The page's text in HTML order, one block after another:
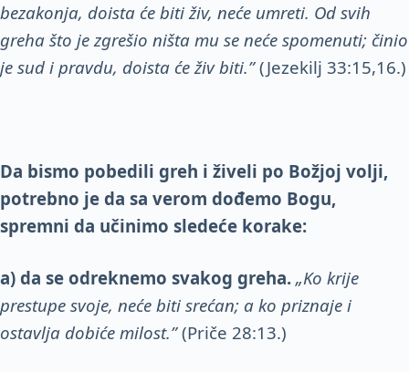
bezakonja, doista će biti živ, neće umreti. Od svih
greha što je zgrešio ništa mu se neće spomenuti; činio
je sud i pravdu, doista će živ biti.”(Jezekilj 33:15,16.)
Da bismo pobedili greh i živeli po Božjoj volji,
potrebno je da sa verom dođemo Bogu,
spremni da učinimo sledeće korake:
a) da se odreknemo svakog greha. „Ko krije
prestupe svoje, neće biti srećan; a ko priznaje i
ostavlja dobiće milost.”(Priče 28:13.)